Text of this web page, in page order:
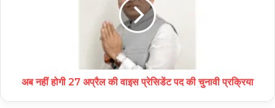
अब नहीं होगी 27 अप्रैल की वाइस प्रेसिडेंट पद की चुनावी प्रक्रिया